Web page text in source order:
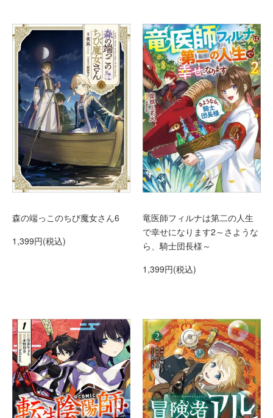
森の端っこのちび魔女さん6
1,399円(税込)
竜医師フィルナは第二の人生
で幸せになります2～さような
ら、騎士団長様～
1,399円(税込)